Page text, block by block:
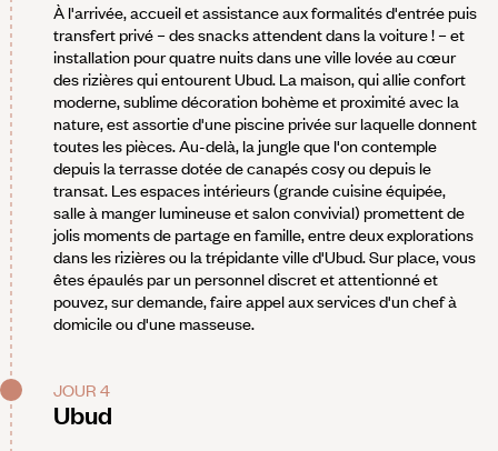
À l'arrivée, accueil et assistance aux formalités d'entrée puis
transfert privé – des snacks attendent dans la voiture ! – et
installation pour quatre nuits dans une ville lovée au cœur
des rizières qui entourent Ubud. La maison, qui allie confort
moderne, sublime décoration bohème et proximité avec la
nature, est assortie d'une piscine privée sur laquelle donnent
toutes les pièces. Au-delà, la jungle que l'on contemple
depuis la terrasse dotée de canapés cosy ou depuis le
transat. Les espaces intérieurs (grande cuisine équipée,
salle à manger lumineuse et salon convivial) promettent de
jolis moments de partage en famille, entre deux explorations
dans les rizières ou la trépidante ville d'Ubud. Sur place, vous
êtes épaulés par un personnel discret et attentionné et
pouvez, sur demande, faire appel aux services d'un chef à
domicile ou d'une masseuse.
JOUR 4
Ubud